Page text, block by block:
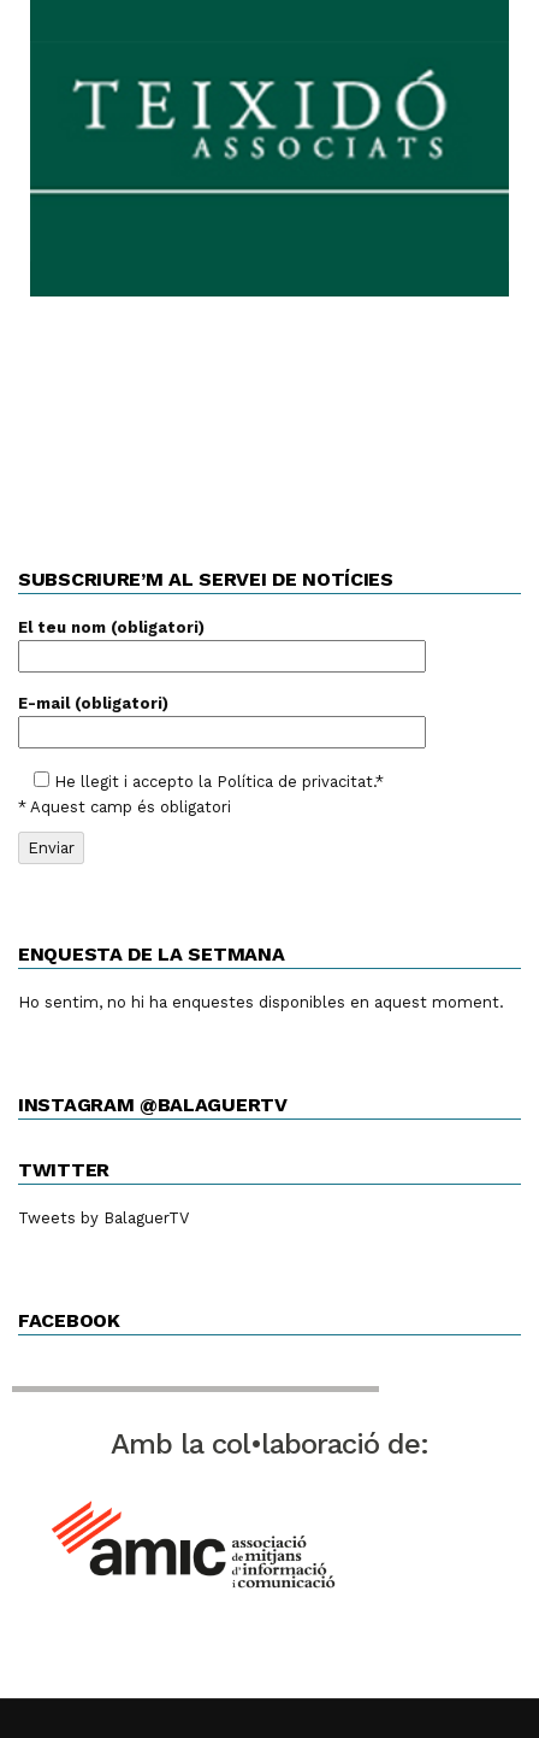
SUBSCRIURE’M AL SERVEI DE NOTÍCIES
El teu nom (obligatori)
E-mail (obligatori)
He llegit i accepto la Política de privacitat.*
* Aquest camp és obligatori
ENQUESTA DE LA SETMANA
Ho sentim, no hi ha enquestes disponibles en aquest moment.
INSTAGRAM @BALAGUERTV
TWITTER
Tweets by BalaguerTV
FACEBOOK
Amb la col•laboració de: